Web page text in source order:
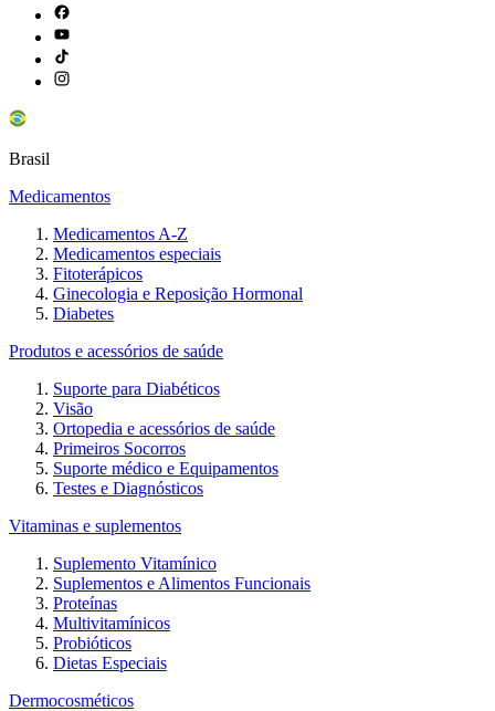
Brasil
Medicamentos
Medicamentos A-Z
Medicamentos especiais
Fitoterápicos
Ginecologia e Reposição Hormonal
Diabetes
Produtos e acessórios de saúde
Suporte para Diabéticos
Visão
Ortopedia e acessórios de saúde
Primeiros Socorros
Suporte médico e Equipamentos
Testes e Diagnósticos
Vitaminas e suplementos
Suplemento Vitamínico
Suplementos e Alimentos Funcionais
Proteínas
Multivitamínicos
Probióticos
Dietas Especiais
Dermocosméticos